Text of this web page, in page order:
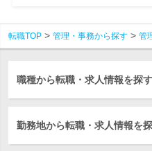
転職TOP 管理・事務から探す 管
職種から転職・求人情報を探す
勤務地から転職・求人情報を